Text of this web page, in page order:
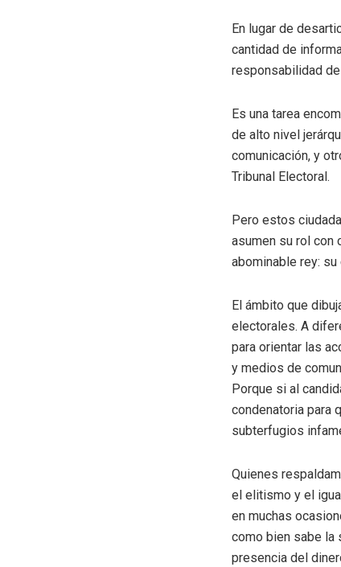
En lugar de
cantidad de
responsabilidad
Es una tarea
de alto nivel
comunicación, y
Tribunal Electoral.
Pero estos
asumen su rol con
abominable rey: su
El ámbito que
electorales. A
para orientar las
y medios de
Porque si al
condenatoria para
subterfugios
Quienes
el elitismo y el
en muchas
como bien sabe la
presencia del